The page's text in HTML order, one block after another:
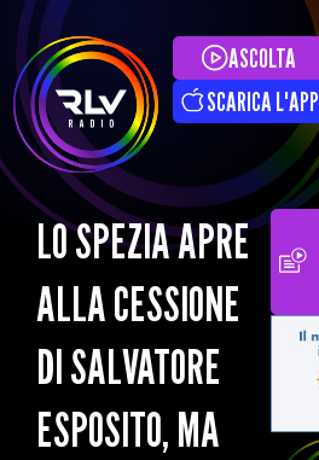
ASCOLTA
SCARICA L'APP
LO SPEZIA APRE
ALLA CESSIONE
DI SALVATORE
ESPOSITO, MA